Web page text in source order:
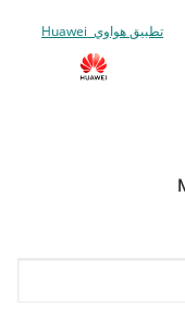
تطبيق هواوي Huawei